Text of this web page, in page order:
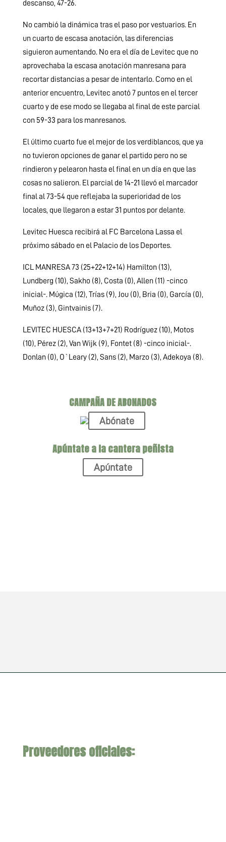
descanso, 47-26.
No cambió la dinámica tras el paso por vestuarios. En
un cuarto de escasa anotación, las diferencias
siguieron aumentando. No era el día de Levitec que no
aprovechaba la escasa anotación manresana para
recortar distancias a pesar de intentarlo. Como en el
anterior encuentro, Levitec anotó 7 puntos en el tercer
cuarto y de ese modo se llegaba al final de este parcial
con 59-33 para los manresanos.
El último cuarto fue el mejor de los verdiblancos, que ya
no tuvieron opciones de ganar el partido pero no se
rindieron y pelearon hasta el final en un día en que las
cosas no salieron. El parcial de 14-21 llevó el marcador
final al 73-54 que reflejaba la superioridad de los
locales, que llegaron a estar 31 puntos por delante.
Levitec Huesca recibirá al FC Barcelona Lassa el
próximo sábado en el Palacio de los Deportes.
ICL MANRESA 73 (25+22+12+14) Hamilton (13),
Lundberg (10), Sakho (8), Costa (0), Allen (11) -cinco
inicial-. Múgica (12), Trías (9), Jou (0), Bria (0), García (0),
Muñoz (3), Gintvainis (7).
LEVITEC HUESCA (13+13+7+21) Rodríguez (10), Motos
(10), Pérez (2), Van Wijk (9), Fontet (8) -cinco inicial-.
Donlan (0), O`Leary (2), Sans (2), Marzo (3), Adekoya (8).
CAMPAÑA DE ABONADOS
Abónate
Apúntate a la cantera peñista
Apúntate
Proveedores oficiales: